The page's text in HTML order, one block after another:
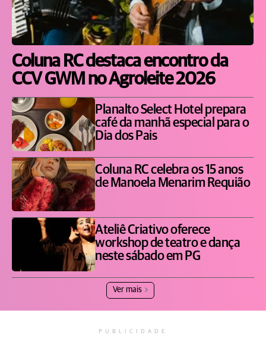
Coluna RC destaca encontro da
CCV GWM no Agroleite 2026
Planalto Select Hotel prepara
café da manhã especial para o
Dia dos Pais
Coluna RC celebra os 15 anos
de Manoela Menarim Requião
Ateliê Criativo oferece
workshop de teatro e dança
neste sábado em PG
Ver mais
PUBLICIDADE